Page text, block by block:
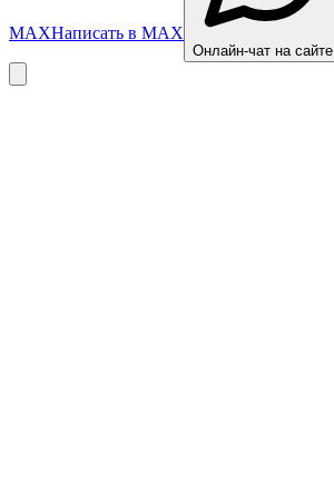
MAXНаписать в MAX
Онлайн-чат на сайте